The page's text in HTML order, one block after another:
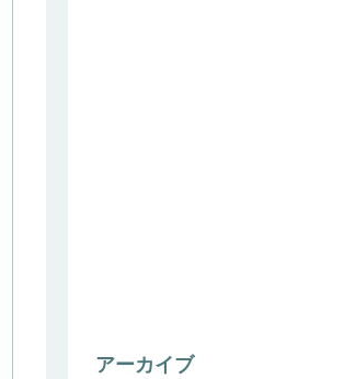
アーカイブ